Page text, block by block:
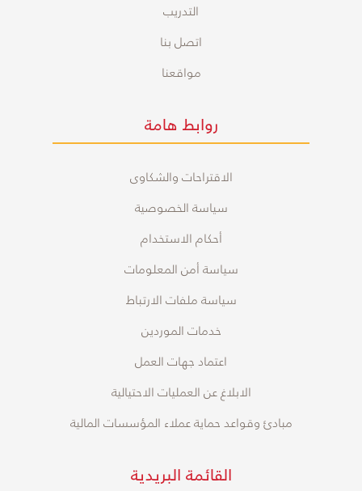
التدريب
اتصل بنا
مواقعنا
روابط هامة
الاقتراحات والشكاوى
سياسة الخصوصية
أحكام الاستخدام
سياسة أمن المعلومات
سياسة ملفات الارتباط
خدمات الموردين
اعتماد جهات العمل
الابلاغ عن العمليات الاحتيالية
مبادئ وقواعد حماية عملاء المؤسسات المالية
القائمة البريدية